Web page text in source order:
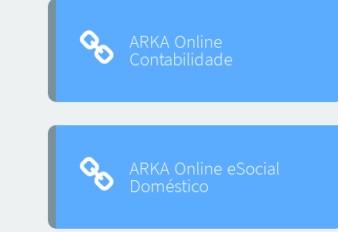
ARKA Online
Contabilidade
ARKA Online eSocial
Doméstico